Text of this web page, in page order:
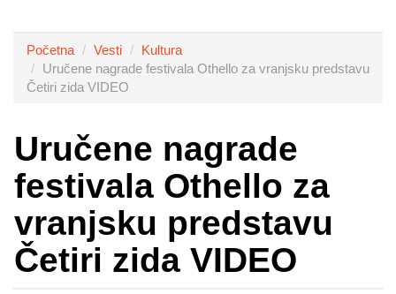
Početna Vesti
Kultura
Uručene nagrade festivala Othello za vranjsku predstavu
Četiri zida VIDEO
Uručene nagrade
festivala Othello za
vranjsku predstavu
Četiri zida VIDEO